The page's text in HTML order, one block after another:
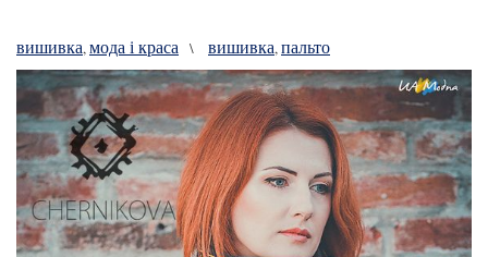
вишивка,мода і краса \ вишивка,пальто